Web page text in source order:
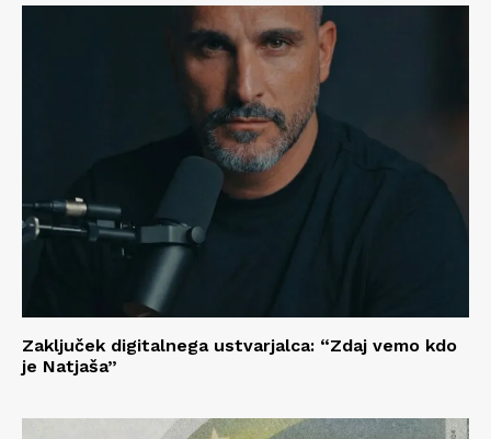
Zaključek digitalnega ustvarjalca: “Zdaj vemo kdo
je Natjaša”